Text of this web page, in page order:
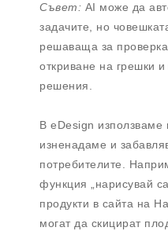
Съвет: AI може да
задачите, но
решаваща за проверка
откриване на грешки
решения.
В eDesign
изненадаме и
потребителите.
функция „нарисувай
продукти в сайта на
могат да скицират